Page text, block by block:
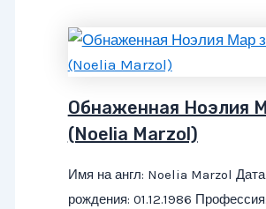
Обнаженная Ноэлия
(Noelia Marzol)
Имя на англ: Noelia Marzol Дата
рождения: 01.12.1986